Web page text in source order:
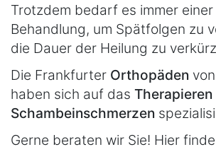
Trotzdem bedarf es immer
Behandlung, um Spätfolgen zu
die Dauer der Heilung zu
Die Frankfurter Orthopäden von
haben sich auf das
Schambeinschmerzen
Gerne beraten wir Sie! Hier